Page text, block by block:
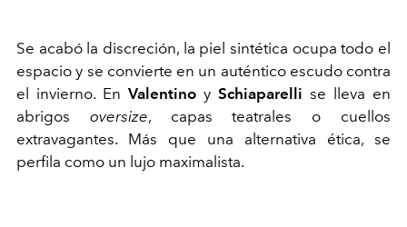
Se acabó la discreción, la piel sintética ocupa todo el
espacio y se convierte en un auténtico escudo contra
el invierno. En Valentino y Schiaparelli se lleva en
abrigos oversize, capas teatrales o cuellos
extravagantes. Más que una alternativa ética, se
perfila como un lujo maximalista.